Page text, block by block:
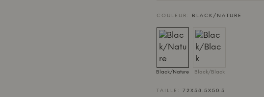
COULEUR: BLACK/NATURE
Black/Nature Black/Black
TAILLE: 72X58.5X50.5